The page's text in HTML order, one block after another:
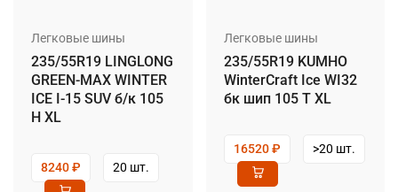
Легковые шины
235/55R19 LINGLONG
GREEN-MAX WINTER
ICE I-15 SUV б/к 105
H XL
8240₽ 20 шт.
Легковые шины
235/55R19 KUMHO
WinterCraft Ice WI32
бк шип 105 T XL
16520₽ >20 шт.